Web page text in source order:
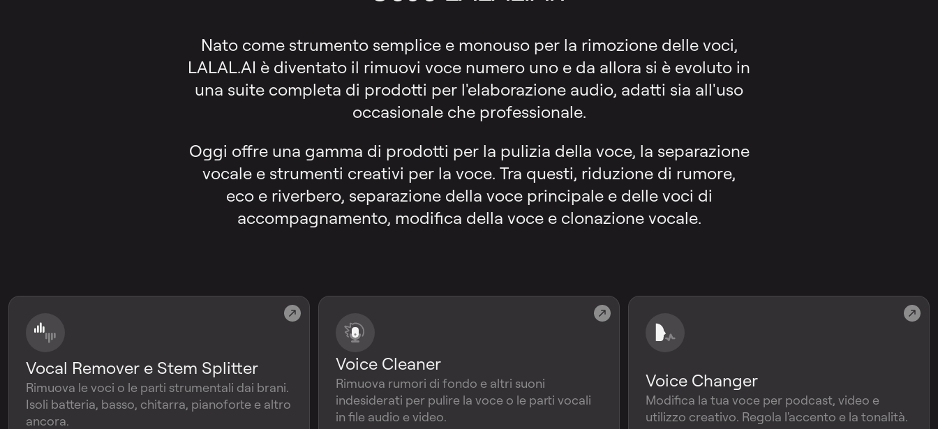
Nato come strumento semplice e monouso per la rimozione delle voci,
LALAL.AI è diventato il rimuovi voce numero uno e da allora si è evoluto in
una suite completa di prodotti per l'elaborazione audio, adatti sia all'uso
occasionale che professionale.
Oggi offre una gamma di prodotti per la pulizia della voce, la separazione
vocale e strumenti creativi per la voce. Tra questi, riduzione di rumore,
eco e riverbero, separazione della voce principale e delle voci di
accompagnamento, modifica della voce e clonazione vocale.
Vocal Remover e Stem Splitter
Rimuova le voci o le parti strumentali dai brani.
Isoli batteria, basso, chitarra, pianoforte e altro
ancora.
Voice Cleaner
Rimuova rumori di fondo e altri suoni
indesiderati per pulire la voce o le parti vocali
in file audio e video.
Voice Changer
Modifica la tua voce per podcast, video e
utilizzo creativo. Regola l'accento e la tonalità.